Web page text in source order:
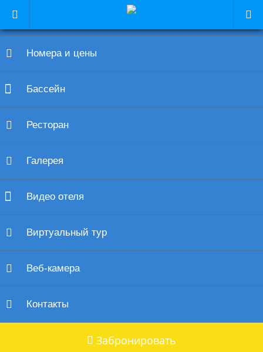
Номера и цены
Бассейн
Ресторан
Галерея
Видео отеля
Виртуальный тур
Веб-камера
Контакты
Забронировать